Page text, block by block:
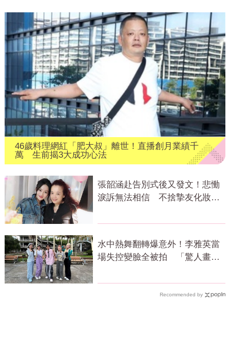
46歲料理網紅「肥大叔」離世！直播創月業績千
萬 生前揭3大成功心法
張韶涵赴告別式後又發文！悲慟
淚訴無法相信 不捨摯友化妝師
水中熱舞翻轉爆意外！李雅英當
場失控變臉全被拍 「驚人畫
Recommended by